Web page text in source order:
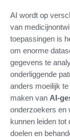
AI wordt op
van
toepassingen is
om enorme
gegevens te
onderliggende
anders moeilijk
maken van AI-
onderzoekers en
kunnen leiden tot
doelen en